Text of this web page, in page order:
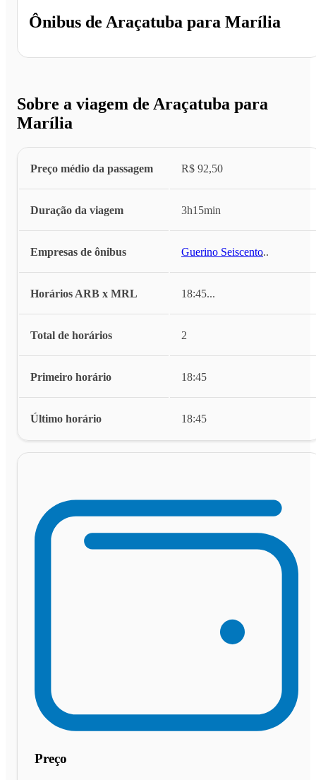
Ônibus de Araçatuba para Marília
Sobre a viagem de Araçatuba para
Marília
Preço médio da passagem R$ 92,50
Duração da viagem 3h15min
Empresas de ônibus Guerino Seiscento...
Horários ARB x MRL 18:45...
Total de horários 2
Primeiro horário 18:45
Último horário 18:45
Preço